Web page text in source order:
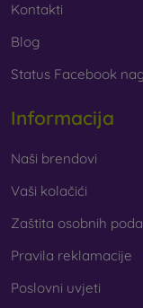
Kontakti
Blog
Status Facebook
Informacija
Naši brendovi
Vaši kolačići
Zaštita osobnih
Pravila reklamacije
Poslovni uvjeti